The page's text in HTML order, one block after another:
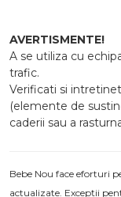
AVERTISMENTE!
A se utiliza cu
trafic.
Verificati si
(elemente de
caderii sau a
Bebe Nou face eforturi
actualizate. Excepții